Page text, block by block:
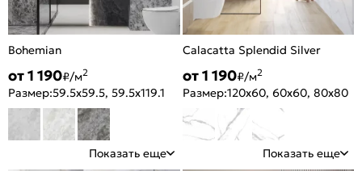
Bohemian
от 1 190₽/м2
Размер:59.5x59.5, 59.5x119.1
Показать еще
Calacatta Splendid Silver
от 1 190₽/м2
Размер:120x60, 60x60, 80x80
Показать еще